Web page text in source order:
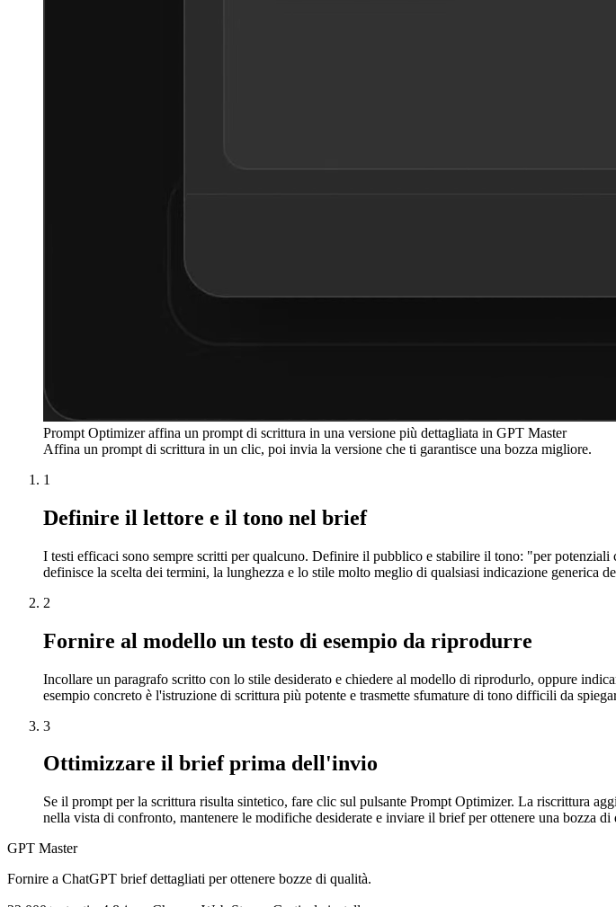
Prompt Optimizer affina un prompt di scrittura in una versione più dettagliata in GPT Master
Affina un prompt di scrittura in un clic, poi invia la versione che ti garantisce una bozza migliore.
1
Definire il lettore e il tono nel brief
I testi efficaci sono sempre scritti per qualcuno. Definire il pubblico e stabilire il tono: "per
definisce la scelta dei termini, la lunghezza e lo stile molto meglio di qualsiasi indicazione generica
2
Fornire al modello un testo di esempio da riprodurre
Incollare un paragrafo scritto con lo stile desiderato e chiedere al modello di riprodurlo, oppure
esempio concreto è l'istruzione di scrittura più potente e trasmette sfumature di tono difficili da
3
Ottimizzare il brief prima dell'invio
Se il prompt per la scrittura risulta sintetico, fare clic sul pulsante Prompt Optimizer. La riscrittura
nella vista di confronto, mantenere le modifiche desiderate e inviare il brief per ottenere una bozza
GPT Master
Fornire a ChatGPT brief dettagliati per ottenere bozze di qualità.